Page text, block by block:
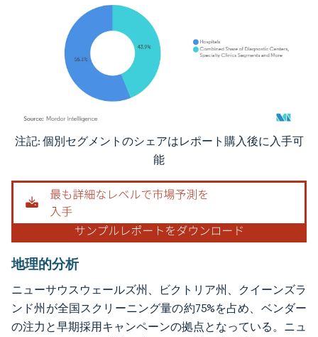
画像 © Mordor Intelligence。再利用にはCC BY 4.0の表示が必要です。
注記: 個別セグメントのシェアはレポート購入後に入手可
能
地理的分析
ニューサウスウェールズ州、ビクトリア州、クイーンズラ
ンド州が全国スクリーニング量の約75%を占め、ベンダー
の注力と早期採用キャンペーンの拠点となっている。ニュ